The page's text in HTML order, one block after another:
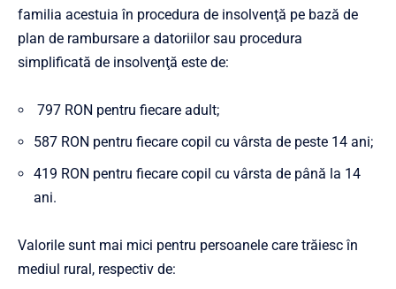
familia acestuia în procedura de insolvenţă pe bază de
plan de rambursare a datoriilor sau procedura
simplificată de insolvenţă este de:
797 RON pentru fiecare adult;
587 RON pentru fiecare copil cu vârsta de peste 14 ani;
419 RON pentru fiecare copil cu vârsta de până la 14
ani.
Valorile sunt mai mici pentru persoanele care trăiesc în
mediul rural, respectiv de: